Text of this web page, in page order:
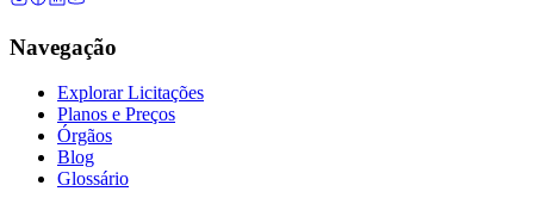
Navegação
Explorar Licitações
Planos e Preços
Órgãos
Blog
Glossário